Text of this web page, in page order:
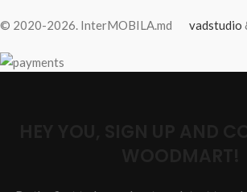
© 2020-2026. InterMOBILA.md vadstudio